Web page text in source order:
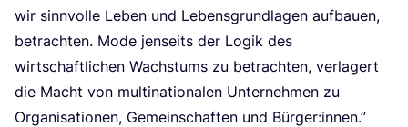
wir sinn­vol­le Leben und Lebens­grund­la­gen auf­bau­en,
betrach­ten. Mode jen­seits der Logik des
wirt­schaft­li­chen Wachs­tums zu betrach­ten, ver­la­gert
die Macht von mul­ti­na­tio­na­len Unter­neh­men zu
Orga­ni­sa­tio­nen, Gemein­schaf­ten und Bürger:innen.”